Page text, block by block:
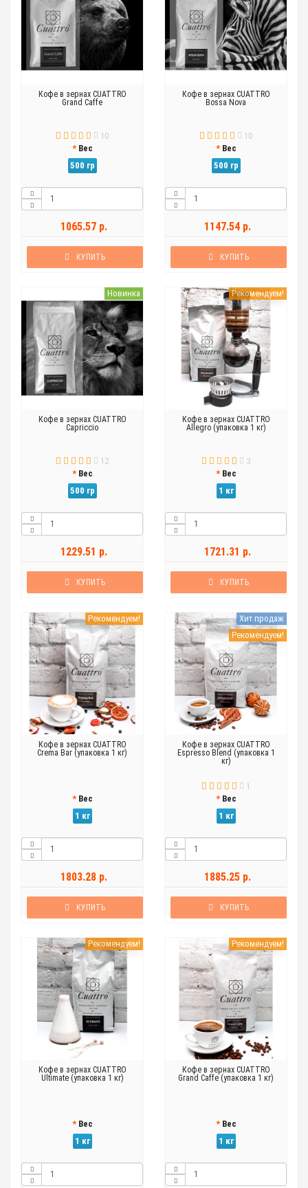
Кофе в зернах CUATTRO
Grand Caffe
10
Вес
500 гр
1065.57 р.
КУПИТЬ
Кофе в зернах CUATTRO
Bossa Nova
10
Вес
500 гр
1147.54 р.
КУПИТЬ
Новинка
Кофе в зернах CUATTRO
Capriccio
12
Вес
500 гр
1229.51 р.
КУПИТЬ
Рекомендуем!
Кофе в зернах CUATTRO
Allegro (упаковка 1 кг)
3
Вес
1 кг
1721.31 р.
КУПИТЬ
Рекомендуем!
Кофе в зернах CUATTRO
Crema Bar (упаковка 1 кг)
Вес
1 кг
1803.28 р.
КУПИТЬ
Хит продаж
Рекомендуем!
Кофе в зернах CUATTRO
Espresso Blend (упаковка 1
кг)
1
Вес
1 кг
1885.25 р.
КУПИТЬ
Рекомендуем!
Кофе в зернах CUATTRO
Ultimate (упаковка 1 кг)
Вес
1 кг
Рекомендуем!
Кофе в зернах CUATTRO
Grand Caffe (упаковка 1 кг)
Вес
1 кг